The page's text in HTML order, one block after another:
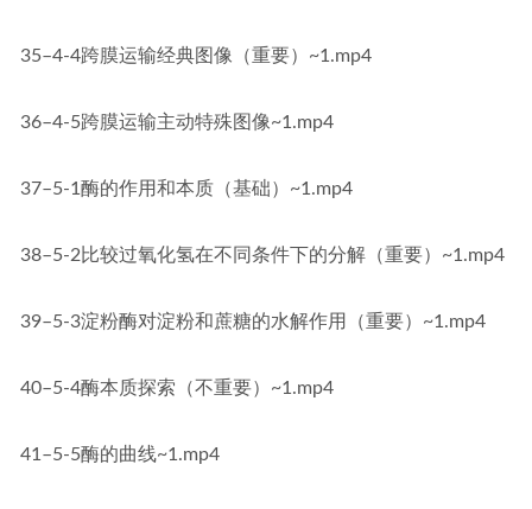
35–4-4跨膜运输经典图像（重要）~1.mp4
36–4-5跨膜运输主动特殊图像~1.mp4
37–5-1酶的作用和本质（基础）~1.mp4
38–5-2比较过氧化氢在不同条件下的分解（重要）~1.mp4
39–5-3淀粉酶对淀粉和蔗糖的水解作用（重要）~1.mp4
40–5-4酶本质探索（不重要）~1.mp4
41–5-5酶的曲线~1.mp4